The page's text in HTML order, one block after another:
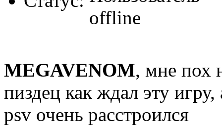
MEGAVENOM, мне пох
пиздец как ждал эту игру,
psv очень расстроился